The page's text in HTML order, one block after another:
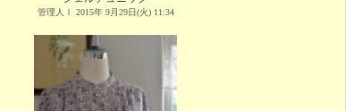
管理人Ｉ 2015年 9月29日(火) 11:34